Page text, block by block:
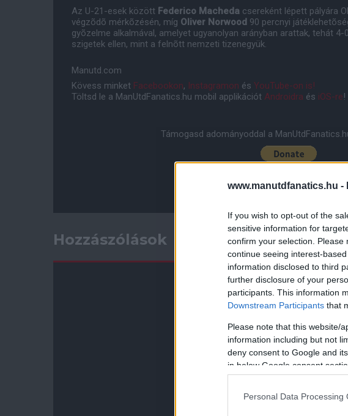
www.manutdfanatics.hu -
If you wish to opt-out of the
sensitive information for
confirm your selection.
continue seeing interest-
information disclosed to third
further disclosure of your
participants. This information
Downstream Participants that
Please note that this website/
information including but not
deny consent to Google and
in below Google consent
Personal Data Processing
Az U-21-esek között Federico Macheda csereként lépett pályára
végzõdõ mérkõzésén, míg Oliver Norwood 90 percnyi
gyõzelme alkalmával, amelyet ugyanolyan arányban arattak, tehát
szigetek ellen, mint a felnõtt nemzeti tizenegyük.
Manutd.com
Kövess minket Facebookon, Instagramon és YouTube-on is!
Töltsd le a ManUtdFanatics.hu mobil applikációt Androidra és iOS-re!
Támogasd adományoddal a
Hozzászólások